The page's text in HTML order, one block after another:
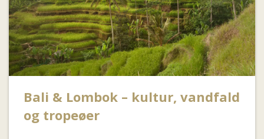
Bali & Lombok – kultur, vandfald
og tropeøer